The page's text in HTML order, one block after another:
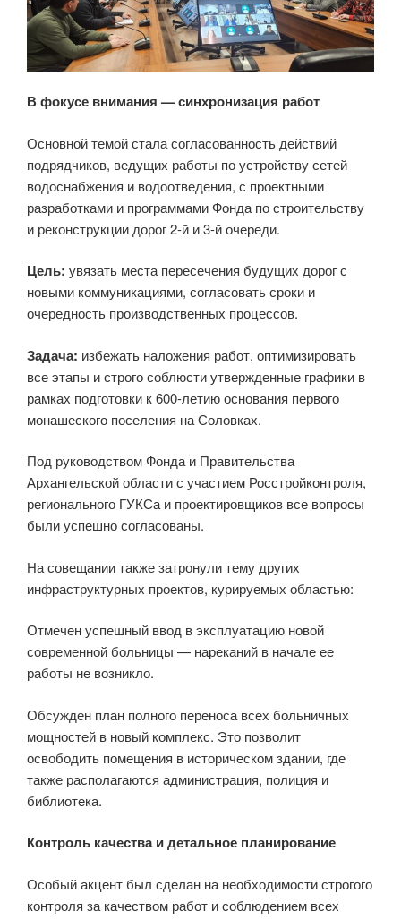
В фокусе внимания — синхронизация работ
Основной темой стала согласованность действий
подрядчиков, ведущих работы по устройству сетей
водоснабжения и водоотведения, с проектными
разработками и программами Фонда по строительству
и реконструкции дорог 2-й и 3-й очереди.
Цель: увязать места пересечения будущих дорог с
новыми коммуникациями, согласовать сроки и
очередность производственных процессов.
Задача: избежать наложения работ, оптимизировать
все этапы и строго соблюсти утвержденные графики в
рамках подготовки к 600-летию основания первого
монашеского поселения на Соловках.
Под руководством Фонда и Правительства
Архангельской области с участием Росстройконтроля,
регионального ГУКСа и проектировщиков все вопросы
были успешно согласованы.
На совещании также затронули тему других
инфраструктурных проектов, курируемых областью:
Отмечен успешный ввод в эксплуатацию новой
современной больницы — нареканий в начале ее
работы не возникло.
Обсужден план полного переноса всех больничных
мощностей в новый комплекс. Это позволит
освободить помещения в историческом здании, где
также располагаются администрация, полиция и
библиотека.
Контроль качества и детальное планирование
Особый акцент был сделан на необходимости строгого
контроля за качеством работ и соблюдением всех